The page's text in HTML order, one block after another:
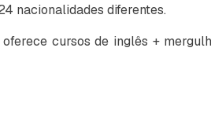
nacionalidades diferentes.
oferece cursos de inglês +